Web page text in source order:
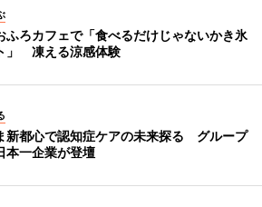
ふろカフェで「食べるだけじゃないかき氷
」 凍える涼感体験
新都心で認知症ケアの未来探る グループ
本一企業が登壇